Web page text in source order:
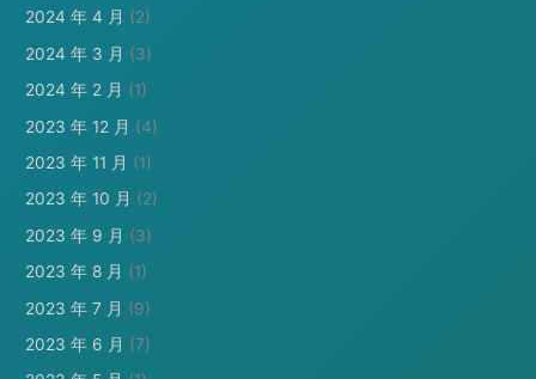
2024 年 4 月 (2)
2024 年 3 月 (3)
2024 年 2 月 (1)
2023 年 12 月 (4)
2023 年 11 月 (1)
2023 年 10 月 (2)
2023 年 9 月 (3)
2023 年 8 月 (1)
2023 年 7 月 (9)
2023 年 6 月 (7)